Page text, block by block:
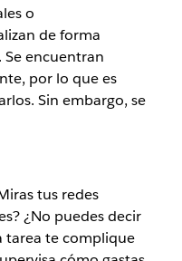
o
de forma
encuentran
por lo que es
Sin embargo, se
tus redes
¿No puedes decir
tarea te complique